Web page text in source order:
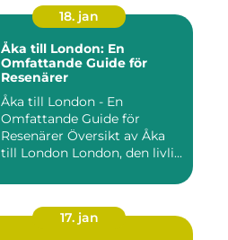
18. jan
Åka till London: En
Omfattande Guide för
Resenärer
Åka till London - En
Omfattande Guide för
Resenärer Översikt av Åka
till London London, den livli...
17. jan